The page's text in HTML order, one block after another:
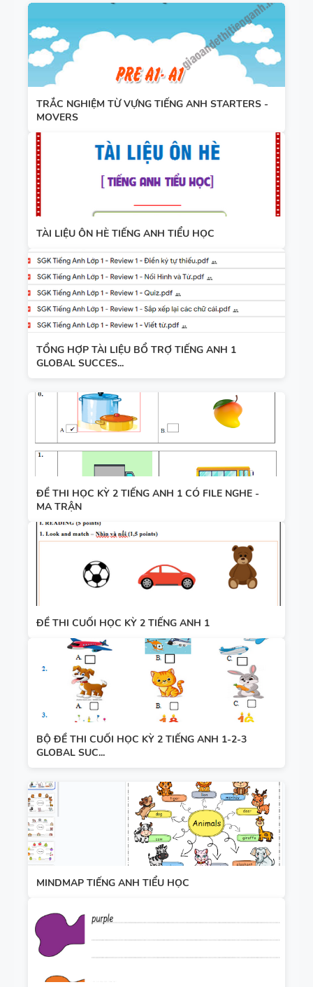
TRẮC NGHIỆM TỪ VỰNG TIẾNG ANH STARTERS -
MOVERS
TÀI LIỆU ÔN HÈ TIẾNG ANH TIỂU HỌC
TỔNG HỢP TÀI LIỆU BỔ TRỢ TIẾNG ANH 1
GLOBAL SUCCES...
ĐỀ THI HỌC KỲ 2 TIẾNG ANH 1 CÓ FILE NGHE -
MA TRẬN
ĐỀ THI CUỐI HỌC KỲ 2 TIẾNG ANH 1
BỘ ĐỀ THI CUỐI HỌC KỲ 2 TIẾNG ANH 1-2-3
GLOBAL SUC...
MINDMAP TIẾNG ANH TIỂU HỌC